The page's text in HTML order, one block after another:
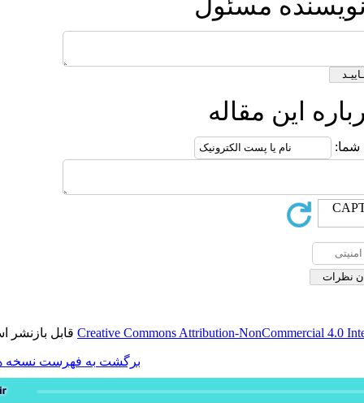
Creative Commonsقابل بازنشر است.
برگشت به فهرست نسخه ها